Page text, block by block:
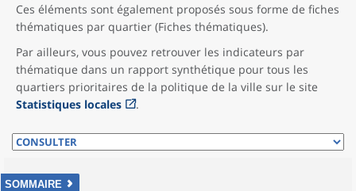
Ces éléments sont également proposés sous forme de fiches
thématiques par quartier (Fiches thématiques).
Par ailleurs, vous pouvez retrouver les indicateurs par
thématique dans un rapport synthétique pour tous les
quartiers prioritaires de la politique de la ville sur le site
Statistiques locales
.
SOMMAIRE